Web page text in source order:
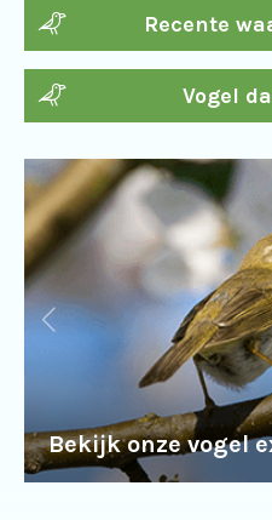
Recente
Vogel
Bekijk onze vogel